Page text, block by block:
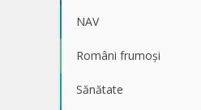
NAV
Români frumoși
Sănătate